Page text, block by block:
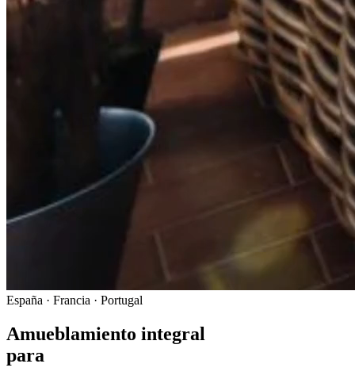
España · Francia · Portugal
Amueblamiento integral
para